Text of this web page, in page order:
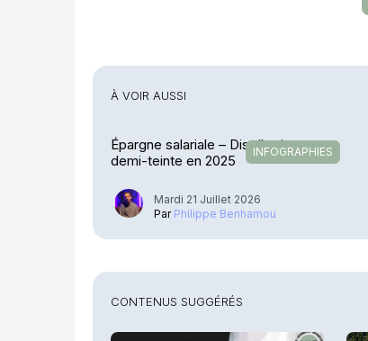
À VOIR AUSSI
INFOGRAPHIES
Épargne salariale – Distribution en
demi-teinte en 2025
Mardi 21 Juillet 2026
Par Philippe Benhamou
CONTENUS SUGGÉRÉS